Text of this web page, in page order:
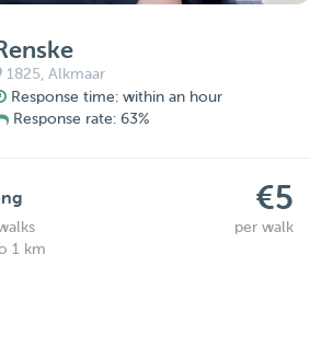
1825,Alkmaar
Response time: within an hour
Response rate: 63%
€5
per walk
1 km